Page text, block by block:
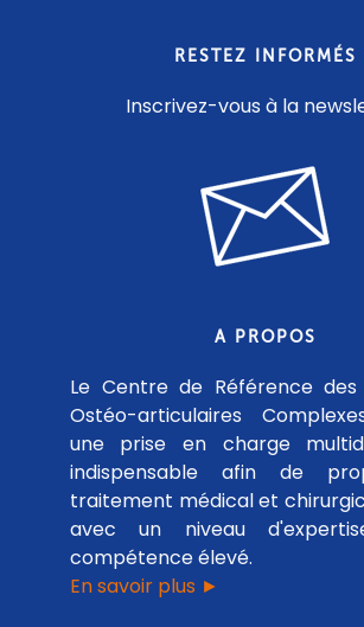
RESTEZ INFORMÉS
Inscrivez-vous à la
A PROPOS
Le Centre de Référence des
Ostéo-articulaires
une prise en charge
indispensable afin de
traitement médical et
avec un niveau
compétence élevé.
En savoir plus ►